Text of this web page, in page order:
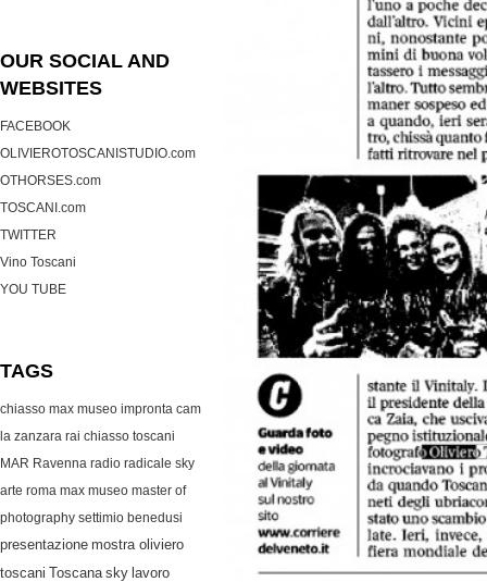
OUR SOCIAL AND
WEBSITES
FACEBOOK
OLIVIEROTOSCANISTUDIO.com
OTHORSES.com
TOSCANI.com
TWITTER
Vino Toscani
YOU TUBE
TAGS
chiasso max museo impronta cam
la zanzara rai chiasso toscani
MAR Ravenna radio radicale sky
arte roma max museo master of
photography settimio benedusi
presentazione mostra oliviero
toscani
Toscana sky lavoro